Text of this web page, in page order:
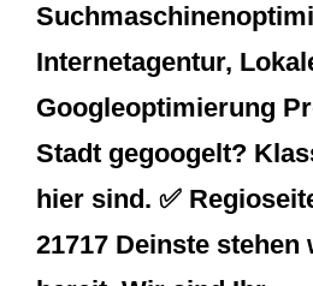
Internetagentur,
Googleoptimierung
Stadt gegoogelt?
hier sind. ✅
21717 Deinste stehen